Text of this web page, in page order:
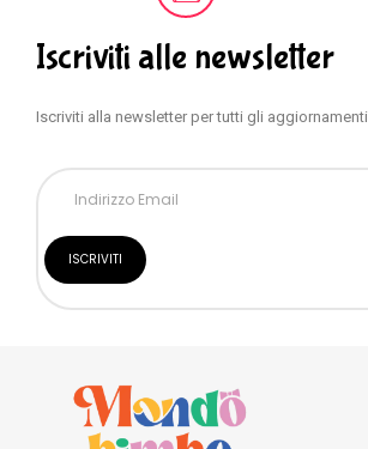
Iscriviti alle newsletter
Iscriviti alla newsletter per tutti gli aggiornamenti